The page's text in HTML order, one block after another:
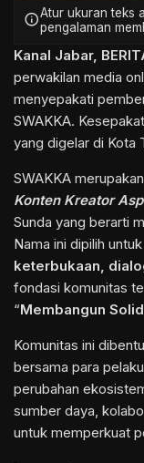
infoAtur ukuran teks
pengalaman
Kanal Jabar,
perwakilan media
menyepakati
SWAKKA.
yang digelar di Kota
SWAKKA
Konten Kreator
Sunda yang berarti
Nama ini dipilih
keterbukaan,
fondasi komunitas
“Membangun
Komunitas ini
bersama para
perubahan
sumber daya,
untuk memperkuat